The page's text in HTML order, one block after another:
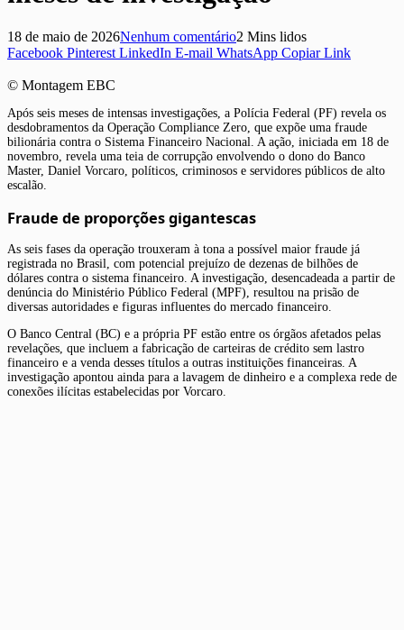
18 de maio de 2026Nenhum comentário2 Mins lidos
Facebook Pinterest LinkedIn E-mail WhatsApp Copiar Link
© Montagem EBC
Após seis meses de intensas investigações, a Polícia Federal (PF) revela os
desdobramentos da Operação Compliance Zero, que expõe uma fraude
bilionária contra o Sistema Financeiro Nacional. A ação, iniciada em 18 de
novembro, revela uma teia de corrupção envolvendo o dono do Banco
Master, Daniel Vorcaro, políticos, criminosos e servidores públicos de alto
escalão.
Fraude de proporções gigantescas
As seis fases da operação trouxeram à tona a possível maior fraude já
registrada no Brasil, com potencial prejuízo de dezenas de bilhões de
dólares contra o sistema financeiro. A investigação, desencadeada a partir de
denúncia do Ministério Público Federal (MPF), resultou na prisão de
diversas autoridades e figuras influentes do mercado financeiro.
O Banco Central (BC) e a própria PF estão entre os órgãos afetados pelas
revelações, que incluem a fabricação de carteiras de crédito sem lastro
financeiro e a venda desses títulos a outras instituições financeiras. A
investigação apontou ainda para a lavagem de dinheiro e a complexa rede de
conexões ilícitas estabelecidas por Vorcaro.